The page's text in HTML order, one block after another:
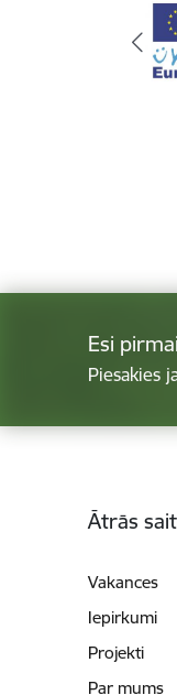
Esi
Piesakies
Ātrās
Vakances
Iepirkumi
Projekti
Par mums